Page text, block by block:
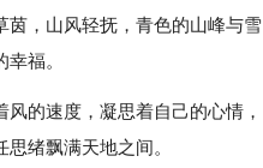
茵，山风轻抚，青色的山峰与雪
福。
的速度，凝思着自己的心情，
绪飘满天地之间。